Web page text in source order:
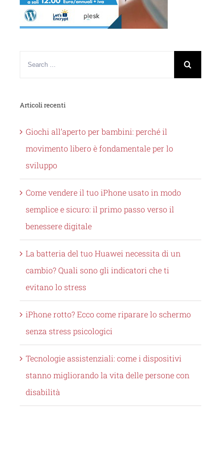
Articoli recenti
Giochi all’aperto per bambini: perché il
movimento libero è fondamentale per lo
sviluppo
Come vendere il tuo iPhone usato in modo
semplice e sicuro: il primo passo verso il
benessere digitale
La batteria del tuo Huawei necessita di un
cambio? Quali sono gli indicatori che ti
evitano lo stress
iPhone rotto? Ecco come riparare lo schermo
senza stress psicologici
Tecnologie assistenziali: come i dispositivi
stanno migliorando la vita delle persone con
disabilità